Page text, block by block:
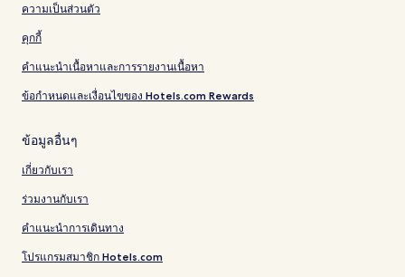
ความเป็นส่วนตัว
คุกกี้
คำแนะนำเนื้อหาและการรายงานเนื้อหา
ข้อกำหนดและเงื่อนไขของ Hotels.com Rewards
ข้อมูลอื่นๆ
เกี่ยวกับเรา
ร่วมงานกับเรา
คำแนะนำการเดินทาง
โปรแกรมสมาชิก Hotels.com